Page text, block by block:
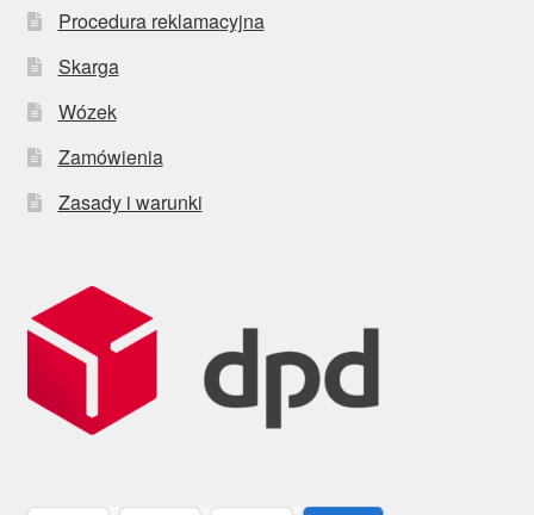
Procedura reklamacyjna
Skarga
Wózek
Zamówienia
Zasady i warunki